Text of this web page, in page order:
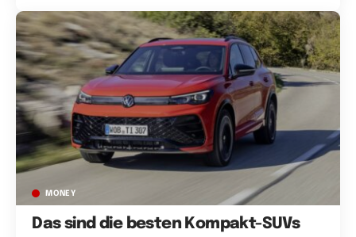
MONEY
Das sind die besten Kompakt-SUVs